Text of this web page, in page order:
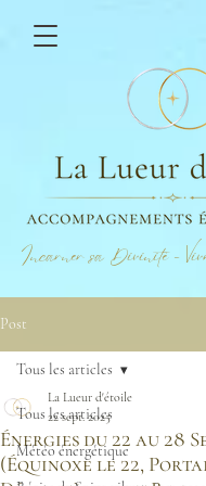
Incarner sa Divinité -
Post
Tous les articles
Météo énergétique
Tous les articles
Énergies du 22 au 28
(Équinoxe le 22,
La Lueur d'étoile
22 sept. 2025